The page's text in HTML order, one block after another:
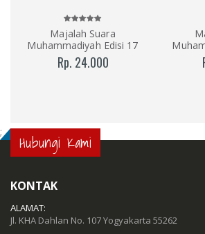
Majalah Suara
Muhammadiyah Edisi 17
Rp. 24.000
; Hubungi Kami
KONTAK
ALAMAT:
Jl. KHA Dahlan No. 107 Yogyakarta 55262